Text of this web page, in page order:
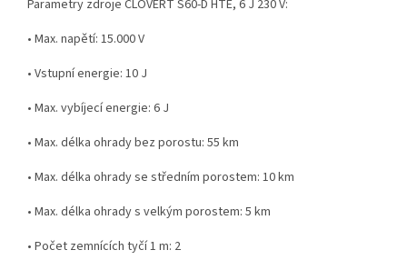
Parametry zdroje CLOVERT S60-D HTE, 6 J 230 V:
• Max. napětí: 15.000 V
• Vstupní energie: 10 J
• Max. vybíjecí energie: 6 J
• Max. délka ohrady bez porostu: 55 km
• Max. délka ohrady se středním porostem: 10 km
• Max. délka ohrady s velkým porostem: 5 km
• Počet zemnících tyčí 1 m: 2